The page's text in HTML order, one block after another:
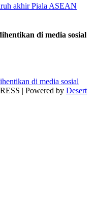
di media sosial
| Powered by Desert